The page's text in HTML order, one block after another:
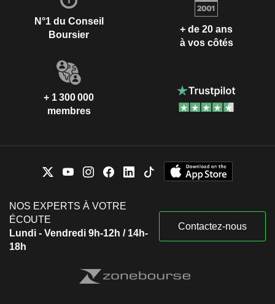
N°1 du Conseil
Boursier
+ de 20 ans
à vos côtés
+ 1 300 000
membres
NOS EXPERTS À VOTRE
ÉCOUTE
Lundi - Vendredi 9h-12h / 14h-
18h
Contactez-nous